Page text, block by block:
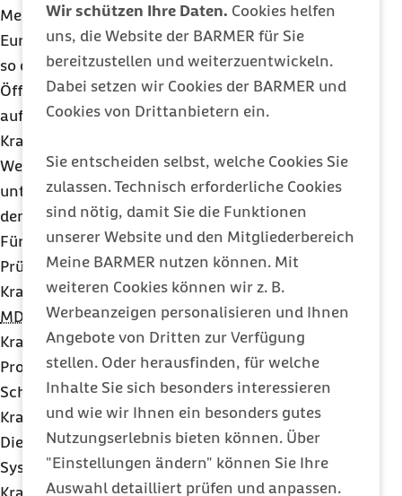
Wir schützen Ihre Daten. Cookies helfen
uns, die Website der BARMER für Sie
bereitzustellen und weiterzuentwickeln.
Dabei setzen wir Cookies der BARMER und
Cookies von Drittanbietern ein.
Sie entscheiden selbst, welche Cookies Sie
zulassen. Technisch erforderliche Cookies
sind nötig, damit Sie die Funktionen
unserer Website und den Mitgliederbereich
Meine BARMER nutzen können. Mit
weiteren Cookies können wir z. B.
Werbeanzeigen personalisieren und Ihnen
Angebote von Dritten zur Verfügung
stellen. Oder herausfinden, für welche
Inhalte Sie sich besonders interessieren
und wie wir Ihnen ein besonders gutes
Nutzungserlebnis bieten können. Über
"Einstellungen ändern" können Sie Ihre
Auswahl detailliert prüfen und anpassen.
Mehrausgaben in Höhe von bis zu 1,5 Milliarden
Euro monatlich auf die Krankenkassen zukommen,
so die Schätzung im Gesetzentwurf. Der
Öffentliche Gesundheitsdienst (ÖGD) soll alle Tests
auf
COVID-19gegenüber den gesetzlichen
Krankenkassen künftig abrechnen können.
Weitere wichtige Veränderungen sieht der Entwurf
unter anderem im Krankenhausbereich sowie bei
den Präventionsleistungen vor:
Für das Jahr 2021 wird eine quartalsbezogene
Prüfquote für Abrechnungsprüfungen im
Krankenhaus festgelegt – diese war bereits im
MDK
-Reformgesetz für das Jahr 2020 vorgesehen.
Krankenkassen dürfen im Jahr 2021 bis zu 12,5
Prozent der bei ihnen je Quartal eingegangenen
Schlussrechnungen für vollstationäre
Krankenhausbehandlung durch den Medizinischen
Dienst (MD) prüfen lassen. Die Einführung des
Systems, in dem die Prüfquote eines
Krankenhauses und der mögliche Aufschlag auf